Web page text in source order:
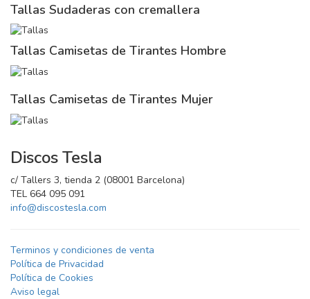
Tallas Sudaderas con cremallera
Tallas Camisetas de Tirantes Hombre
Tallas Camisetas de Tirantes Mujer
Discos Tesla
c/ Tallers 3, tienda 2 (08001 Barcelona)
TEL 664 095 091
info@discostesla.com
Terminos y condiciones de venta
Política de Privacidad
Política de Cookies
Aviso legal